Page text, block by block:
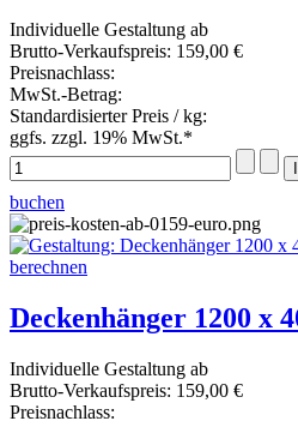
Individuelle Gestaltung ab
Brutto-Verkaufspreis: 159,00 €
Preisnachlass:
MwSt.-Betrag:
Standardisierter Preis / kg:
ggfs. zzgl. 19% MwSt.*
buchen
Deckenhänger 1200 x
Individuelle Gestaltung ab
Brutto-Verkaufspreis: 159,00 €
Preisnachlass: